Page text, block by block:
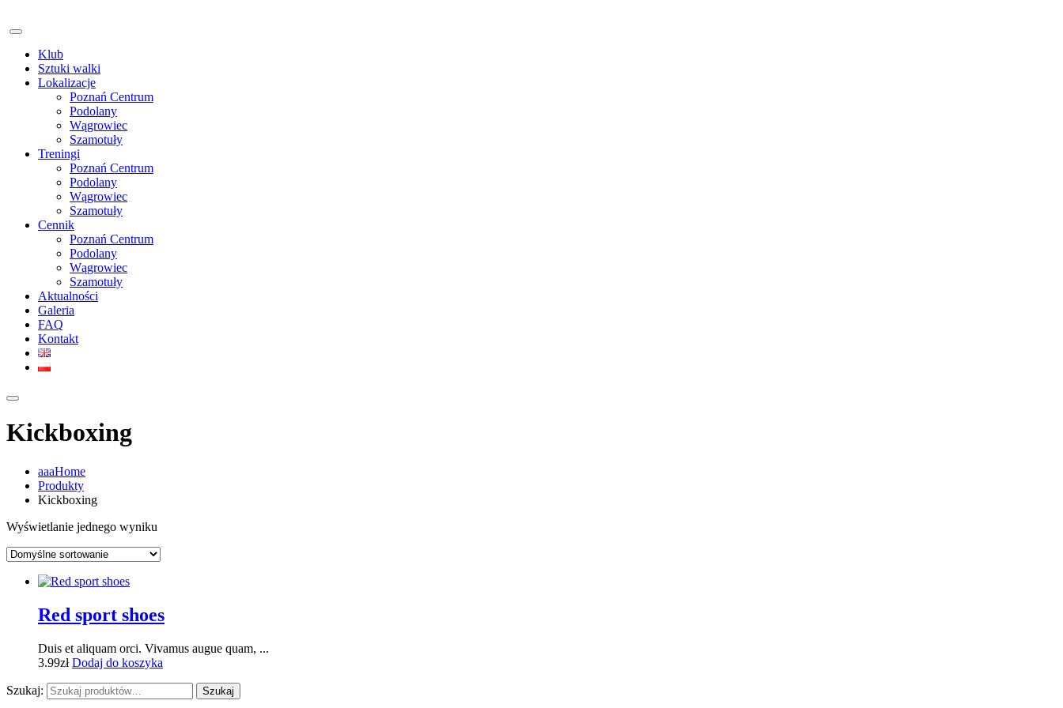
Klub
Sztuki walki
Lokalizacje
Poznań Centrum
Podolany
Wągrowiec
Szamotuły
Treningi
Poznań Centrum
Podolany
Wągrowiec
Szamotuły
Cennik
Poznań Centrum
Podolany
Wągrowiec
Szamotuły
Aktualności
Galeria
FAQ
Kontakt
Kickboxing
aaaHome
Produkty
Kickboxing
Wyświetlanie jednego wyniku
Red sport shoes
Duis et aliquam orci. Vivamus augue quam, ...
3.99zł Dodaj do koszyka
Szukaj: Szukaj